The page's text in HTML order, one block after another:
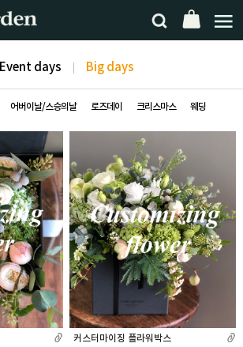
Event days Big days
어버이날/스승의날 로즈데이 크리스마스 웨딩
커스터마이징 플라워박스